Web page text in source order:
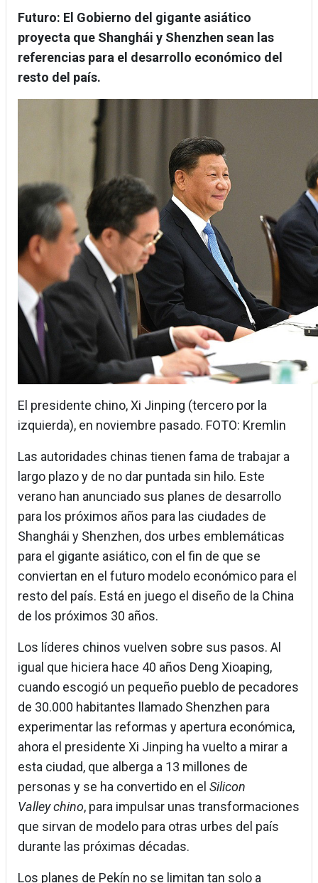
Futuro: El Gobierno del gigante asiático
proyecta que Shanghái y Shenzhen sean las
referencias para el desarrollo económico del
resto del país.
El presidente chino, Xi Jinping (tercero por la
izquierda), en noviembre pasado. FOTO: Kremlin
Las autoridades chinas tienen fama de trabajar a
largo plazo y de no dar puntada sin hilo. Este
verano han anunciado sus planes de desarrollo
para los próximos años para las ciudades de
Shanghái y Shenzhen, dos urbes emblemáticas
para el gigante asiático, con el fin de que se
conviertan en el futuro modelo económico para el
resto del país. Está en juego el diseño de la China
de los próximos 30 años.
Los líderes chinos vuelven sobre sus pasos. Al
igual que hiciera hace 40 años Deng Xioaping,
cuando escogió un pequeño pueblo de pecadores
de 30.000 habitantes llamado Shenzhen para
experimentar las reformas y apertura económica,
ahora el presidente Xi Jinping ha vuelto a mirar a
esta ciudad, que alberga a 13 millones de
personas y se ha convertido en el Silicon
Valley chino, para impulsar unas transformaciones
que sirvan de modelo para otras urbes del país
durante las próximas décadas.
Los planes de Pekín no se limitan tan solo a